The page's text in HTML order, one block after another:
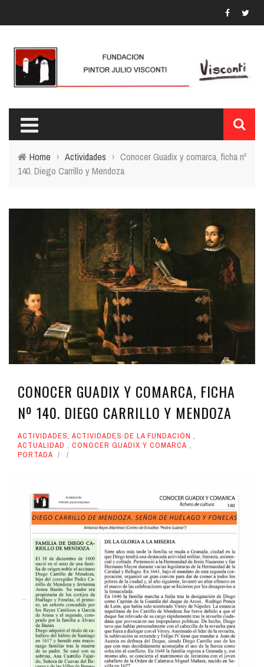
Home › Actividades › Conocer Guadix y comarca, ficha nº
140. Diego Carrillo y Mendoza
CONOCER GUADIX Y COMARCA, FICHA
Nº 140. DIEGO CARRILLO Y MENDOZA
ACTIVIDADES, ACTIVIDADES DE LA FUNDACIÓN ,
ACTUALIDAD , CONOCER GUADIX Y COMARCA ,
PORTADA